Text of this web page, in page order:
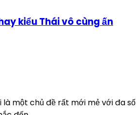
kiểu Thái vô cùng ấn
là một chủ đề rất mới mẻ với đa số